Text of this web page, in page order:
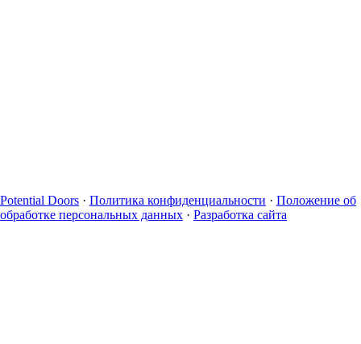
Potential Doors · Политика конфиденциальности · Положение об
обработке персональных данных · Разработка сайта